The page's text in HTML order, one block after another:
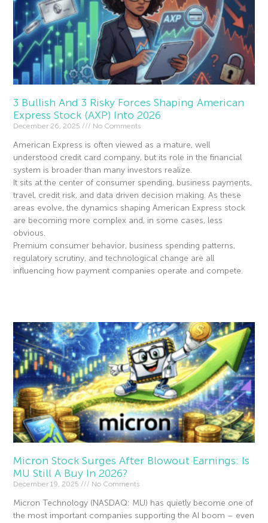
3 Bullish And 3 Risky Forces Shaping American
Express Stock (AXP) Into 2026
December 26, 2025 No Comments
American Express is often viewed as a mature, well
understood credit card company, but its role in the financial
system is broader than many investors realize.
It sits at the center of consumer spending, business payments,
travel, credit risk, and data driven decision making. As these
areas evolve, the dynamics shaping American Express stock
are becoming more complex and, in some cases, less
obvious.
Premium consumer behavior, business spending patterns,
regulatory scrutiny, and technological change are all
influencing how payment companies operate and compete.
Micron Stock Surges After Blowout Earnings: Is
MU Still A Buy In 2026?
December 19, 2025 No Comments
Micron Technology (NASDAQ: MU) has quietly become one of
the most important companies supporting the AI boom – even